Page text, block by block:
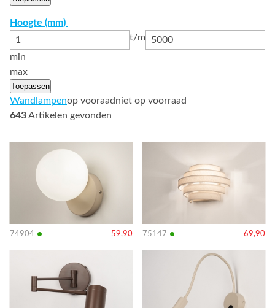
Hoogte (mm)
t/m
min
max
Toepassen
Wandlampenop vooraadniet op voorraad
643Artikelen gevonden
74904 • 59,90
Bekijk
75147 • 69,90
Bekijk
Bekijk
Bekijk